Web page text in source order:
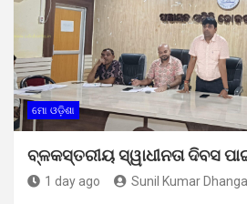
ମୋ ଓଡ଼ିଶା
ବ୍ଳକସ୍ତରୀୟ ସ୍ୱାଧୀନତା ଦିବସ
1 day ago Sunil Kumar